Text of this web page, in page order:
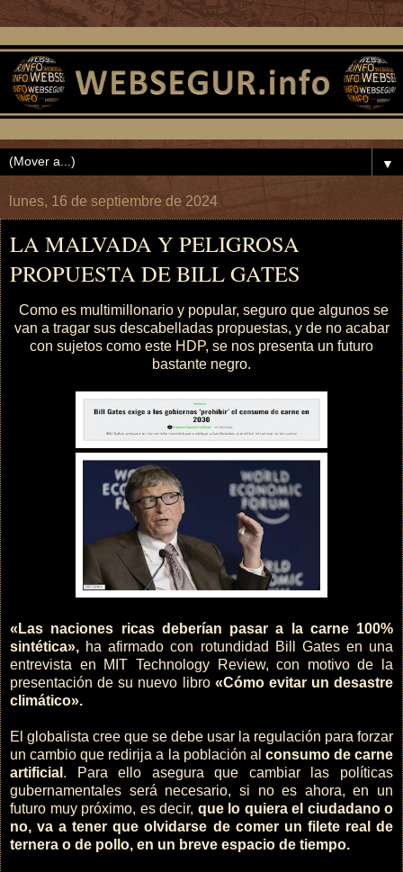
▼
lunes, 16 de septiembre de 2024
LA MALVADA Y PELIGROSA
PROPUESTA DE BILL GATES
Como es multimillonario y popular, seguro que algunos se
van a tragar sus descabelladas propuestas, y de no acabar
con sujetos como este HDP, se nos presenta un futuro
bastante negro.
«Las naciones ricas deberían pasar a la carne 100%
sintética», ha afirmado con rotundidad Bill Gates en una
entrevista en MIT Technology Review, con motivo de la
presentación de su nuevo libro «Cómo evitar un desastre
climático».
El globalista cree que se debe usar la regulación para forzar
un cambio que redirija a la población al consumo de carne
artificial . Para ello asegura que cambiar las políticas
gubernamentales será necesario, si no es ahora, en un
futuro muy próximo, es decir, que lo quiera el ciudadano o
no, va a tener que olvidarse de comer un filete real de
ternera o de pollo, en un breve espacio de tiempo.